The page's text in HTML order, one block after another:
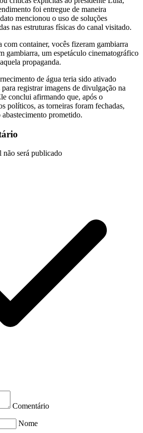
foi entregue de maneira
mencionou o uso de soluções
nas estruturas físicas do canal visitado.
com container, vocês fizeram gambiarra
gambiarra, um espetáculo cinematográfico
propaganda.
de água teria sido ativado
registrar imagens de divulgação na
conclui afirmando que, após o
políticos, as torneiras foram fechadas,
prometido.
não será publicado
Comentário
Nome